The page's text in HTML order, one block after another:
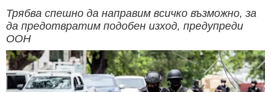
Трябва спешно да направим всичко възможно, за
да предотвратим подобен изход, предупреди
ООН